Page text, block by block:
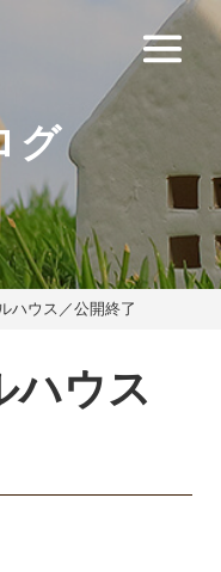
グ
ハウス／公開終了
ハウス